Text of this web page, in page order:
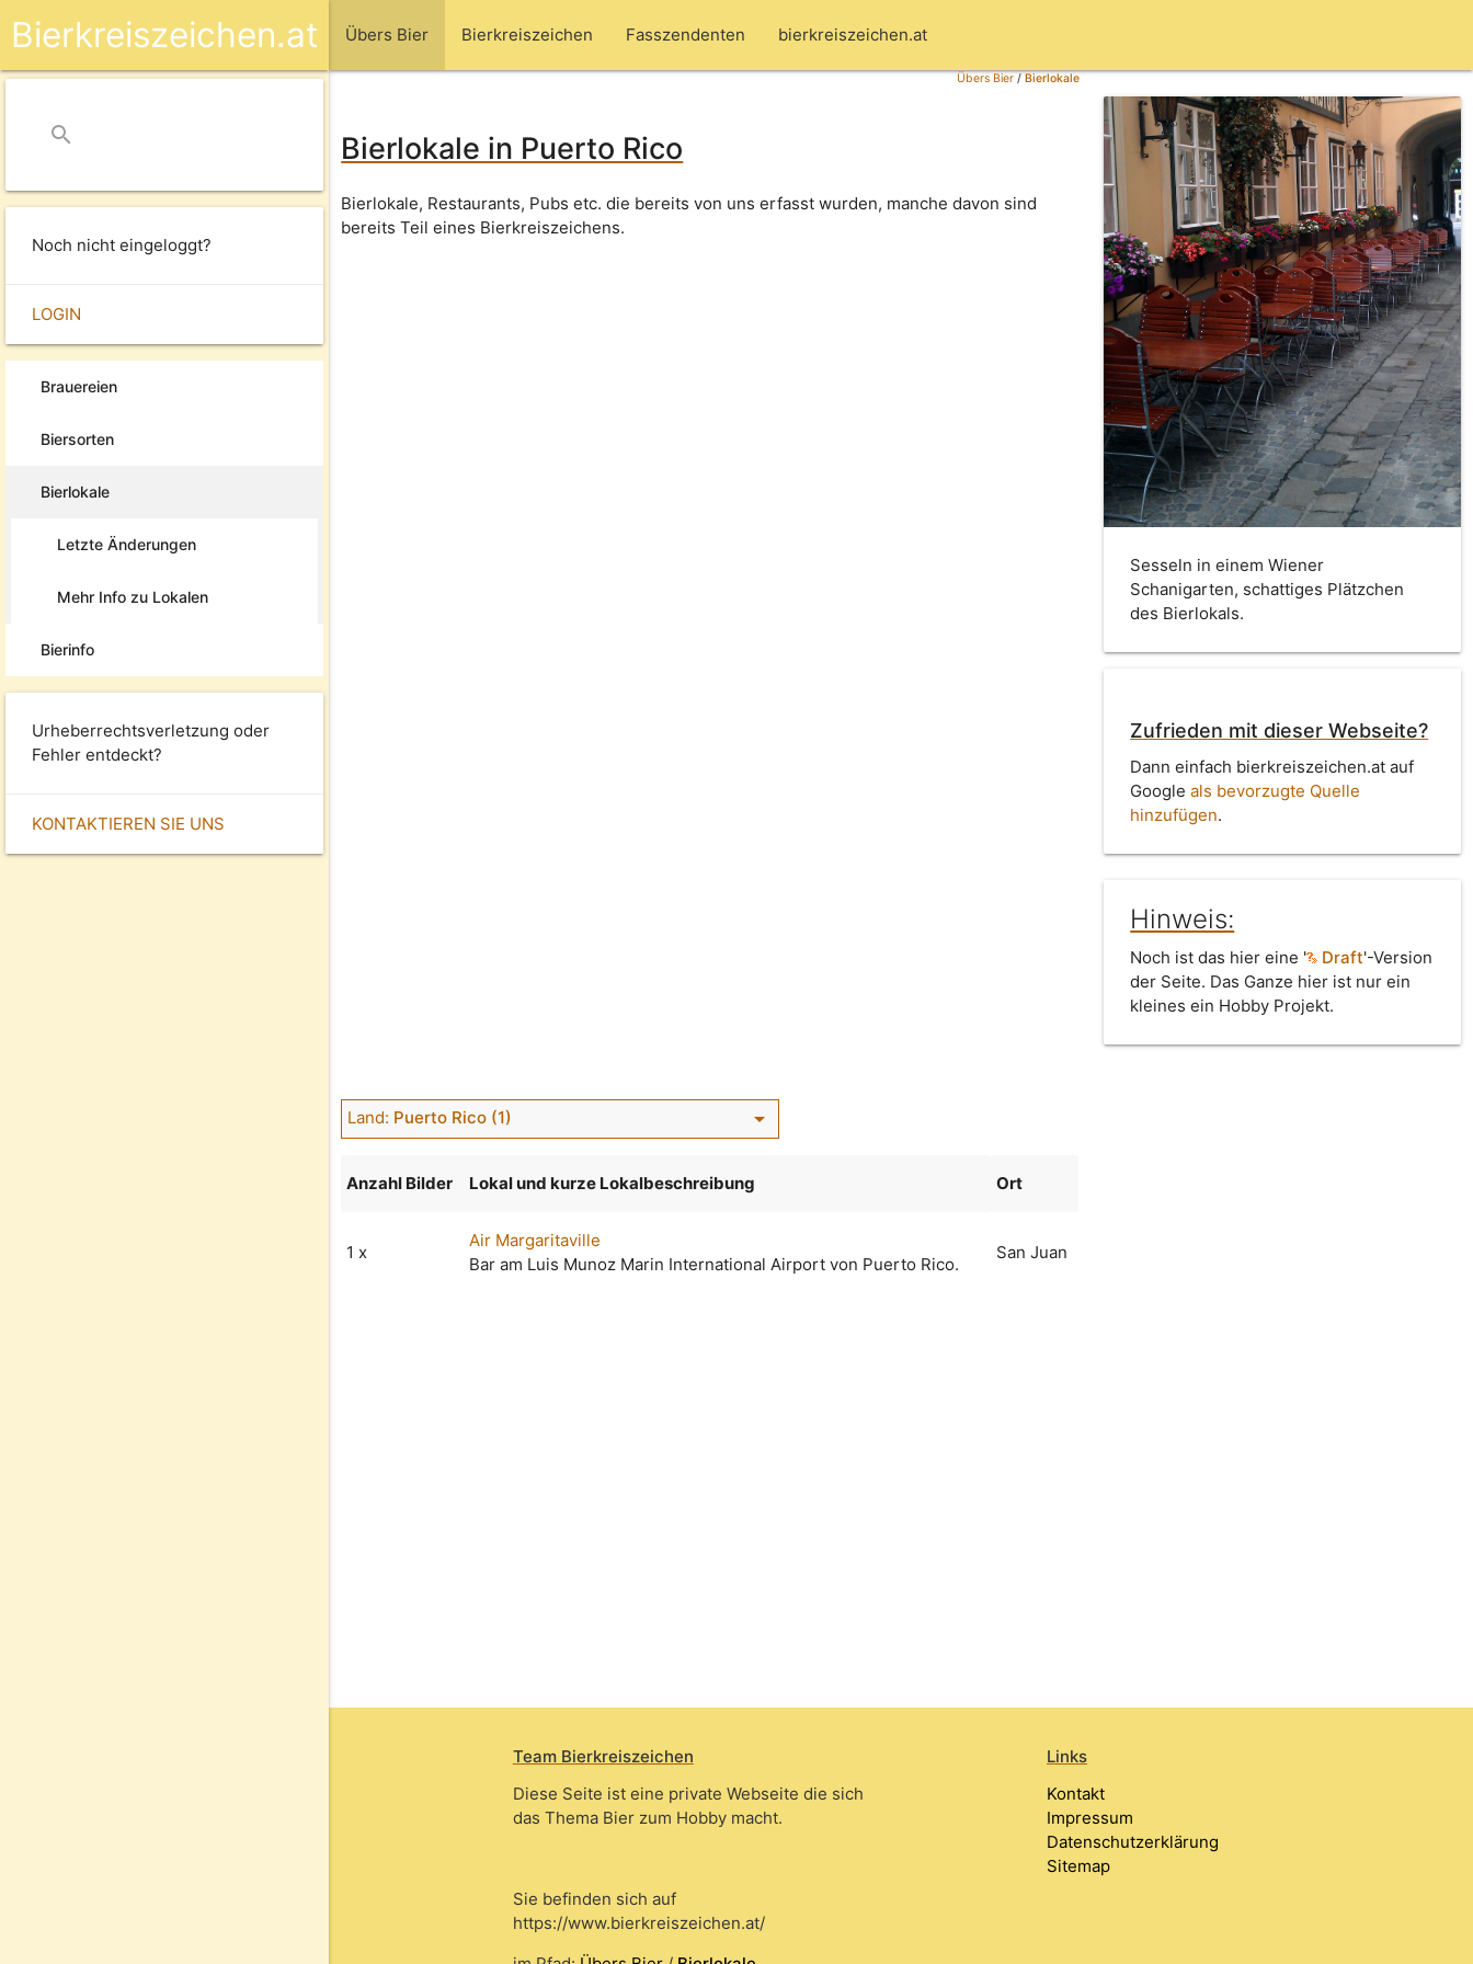
Übers Bier Bierkreiszeichen Fasszendenten bierkreiszeichen.at
Bierkreiszeichen.at
search
Noch nicht eingeloggt?
LOGIN
Brauereien
Biersorten
Bierlokale
Letzte Änderungen
Mehr Info zu Lokalen
Bierinfo
Urheberrechtsverletzung oder
Fehler entdeckt?
KONTAKTIEREN SIE UNS
Übers Bier/Bierlokale
Bierlokale in Puerto Rico
Bierlokale, Restaurants, Pubs etc. die bereits von uns erfasst wurden, manche davon sind
bereits Teil eines Bierkreiszeichens.
Sesseln in einem Wiener
Schanigarten, schattiges Plätzchen
des Bierlokals.
Zufrieden mit dieser Webseite?
Dann einfach bierkreiszeichen.at auf
Googleals bevorzugte Quelle
hinzufügen.
Hinweis:
Noch ist das hier eine ' Draft'-Version
der Seite. Das Ganze hier ist nur ein
kleines ein Hobby Projekt.
Land: Puerto Rico (1) arrow_drop_down
Anzahl Bilder Lokal und kurze Lokalbeschreibung Ort
1 x
Air Margaritaville
Bar am Luis Munoz Marin International Airport von Puerto Rico.
San Juan
Team Bierkreiszeichen
Diese Seite ist eine private Webseite die sich
das Thema Bier zum Hobby macht.
Sie befinden sich auf
https://www.bierkreiszeichen.at/
Links
Kontakt
Impressum
Datenschutzerklärung
Sitemap